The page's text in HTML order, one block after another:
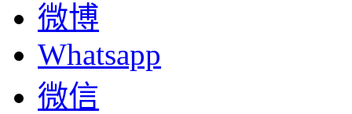
微博
Whatsapp
微信